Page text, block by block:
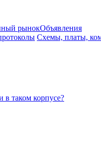
рынокОбъявления
Схемы, платы,
в таком корпусе?